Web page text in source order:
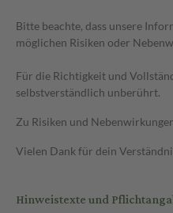
Bitte beachte, dass unsere
möglichen Risiken oder
Für die Richtigkeit und
selbstverständlich unberührt.
Zu Risiken und
Vielen Dank für dein
Hinweistexte und